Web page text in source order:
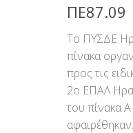
ΠΕ87.09
Το ΠΥΣΔΕ
πίνακα
προς τις
2ο ΕΠΑΛ
του πίνακα